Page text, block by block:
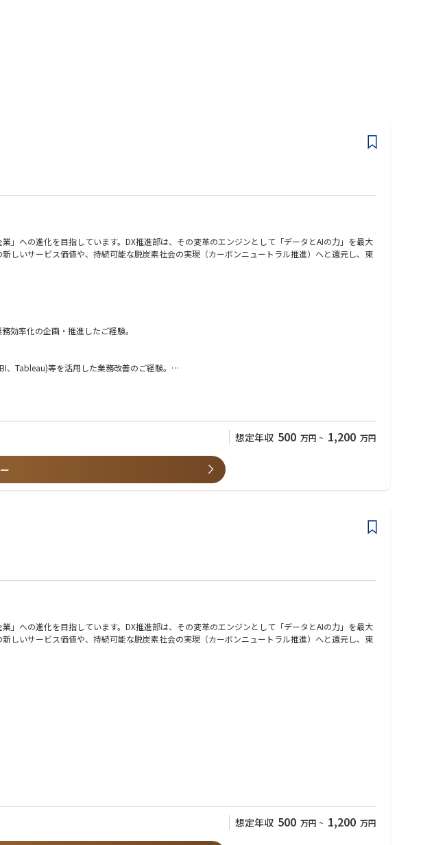
への進化を目指しています。DX推進部は、その変革のエンジンとして「データとAIの力」を最大
しいサービス価値や、持続可能な脱炭素社会の実現（カーボンニュートラル推進）へと還元し、東
。また、各部門が自律的に業務改善を推進できる仕組みづくりや、生成AIなどの新技術を活用し
ックグラウンドを持つメンバーと協働できる環境です。
に近い感覚をリアルに身につけることが可能です。
社内における人脈が形成されるだけでなく、エネルギービジネスについても広く理解することがで
効率化の企画・推進したご経験。
Tableau)等を活用した業務改善のご経験。
想定年収 500 万円 ~ 1,200 万円
への進化を目指しています。DX推進部は、その変革のエンジンとして「データとAIの力」を最大
しいサービス価値や、持続可能な脱炭素社会の実現（カーボンニュートラル推進）へと還元し、東
企画・推進を担っていただきます。営業、購買・物流、人事、会員サイトなど、社内外の幅広い業
部門と連携しながら業務プロセス改革や将来構想の検討など、超上流工程からプロジェクトをリ
想定年収 500 万円 ~ 1,200 万円